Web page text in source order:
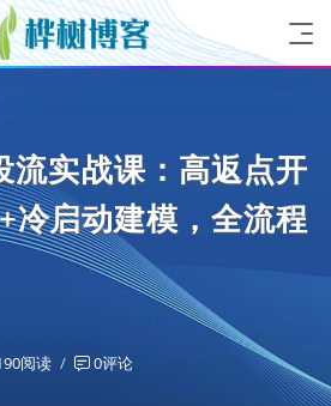
流实战课：高返点开
冷启动建模，全流程
阅读 0评论